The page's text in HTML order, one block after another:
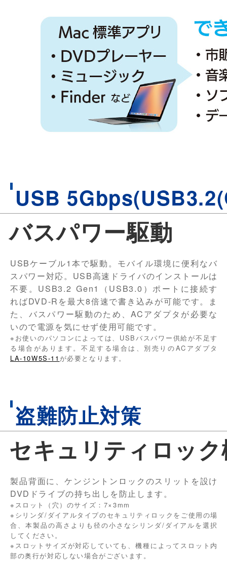
USB
バスパワー駆動
USBケーブル1本で駆動。モバイル環境に便利なバ
スパワー対応。USB高速ドライバのインストールは
不要。USB3.2 Gen1（USB3.0）ポートに接続す
ればDVD-Rを最大8倍速で書き込みが可能です。ま
た、バスパワー駆動のため、ACアダプタが必要な
いので電源を気にせず使用可能です。
※お使いのパソコンによっては、USBバスパワー供給が不足す
る場合があります。不足する場合は、別売りのACアダプタ
LA-10W5S-11 が必要となります。
盗難防止対策
セキュリティロッ
製品背面に、ケンジントンロックのスリットを設け
DVDドライブの持ち出しを防止します。
※スロット（穴）のサイズ：7×3mm
※シリンダ/ダイアルタイプのセキュリティロックをご使用の場
合、本製品の高さよりも径の小さなシリンダ/ダイアルを選択
してください。
※スロットサイズが対応していても、機種によってスロット内
部の奥行が対応しない場合がございます。